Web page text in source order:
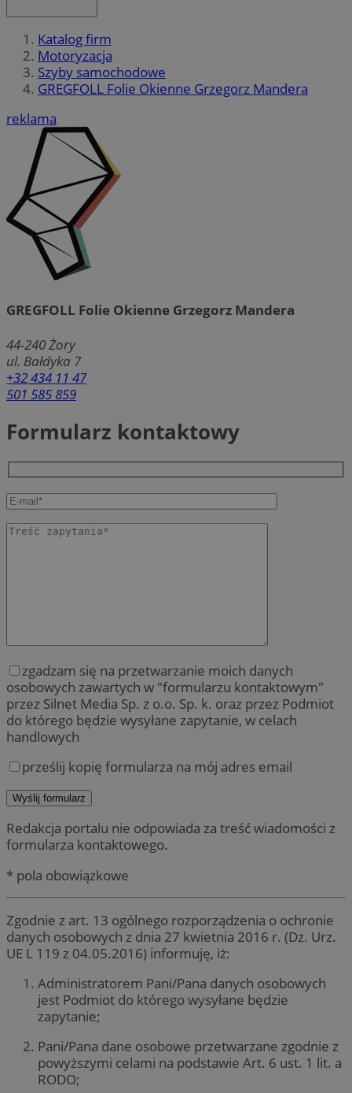
Katalog firm
Motoryzacja
Szyby samochodowe
GREGFOLL Folie Okienne Grzegorz Mandera
reklama
GREGFOLL Folie Okienne Grzegorz Mandera
44-240Żory
ul. Bałdyka 7
+32 434 11 47
501 585 859
Formularz kontaktowy
zgadzam się na przetwarzanie moich danych
osobowych zawartych w "formularzu kontaktowym"
przez Silnet Media Sp. z o.o. Sp. k. oraz przez Podmiot
do którego będzie wysyłane zapytanie, w celach
handlowych
prześlij kopię formularza na mój adres email
Redakcja portalu nie odpowiada za treść wiadomości z
formularza kontaktowego.
* pola obowiązkowe
Zgodnie z art. 13 ogólnego rozporządzenia o ochronie
danych osobowych z dnia 27 kwietnia 2016 r. (Dz. Urz.
UE L 119 z 04.05.2016) informuję, iż:
Administratorem Pani/Pana danych osobowych
jest Podmiot do którego wysyłane będzie
zapytanie;
Pani/Pana dane osobowe przetwarzane zgodnie z
powyższymi celami na podstawie Art. 6 ust. 1 lit. a
RODO;